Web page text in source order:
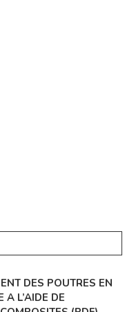
DES POUTRES EN
A L’AIDE DE